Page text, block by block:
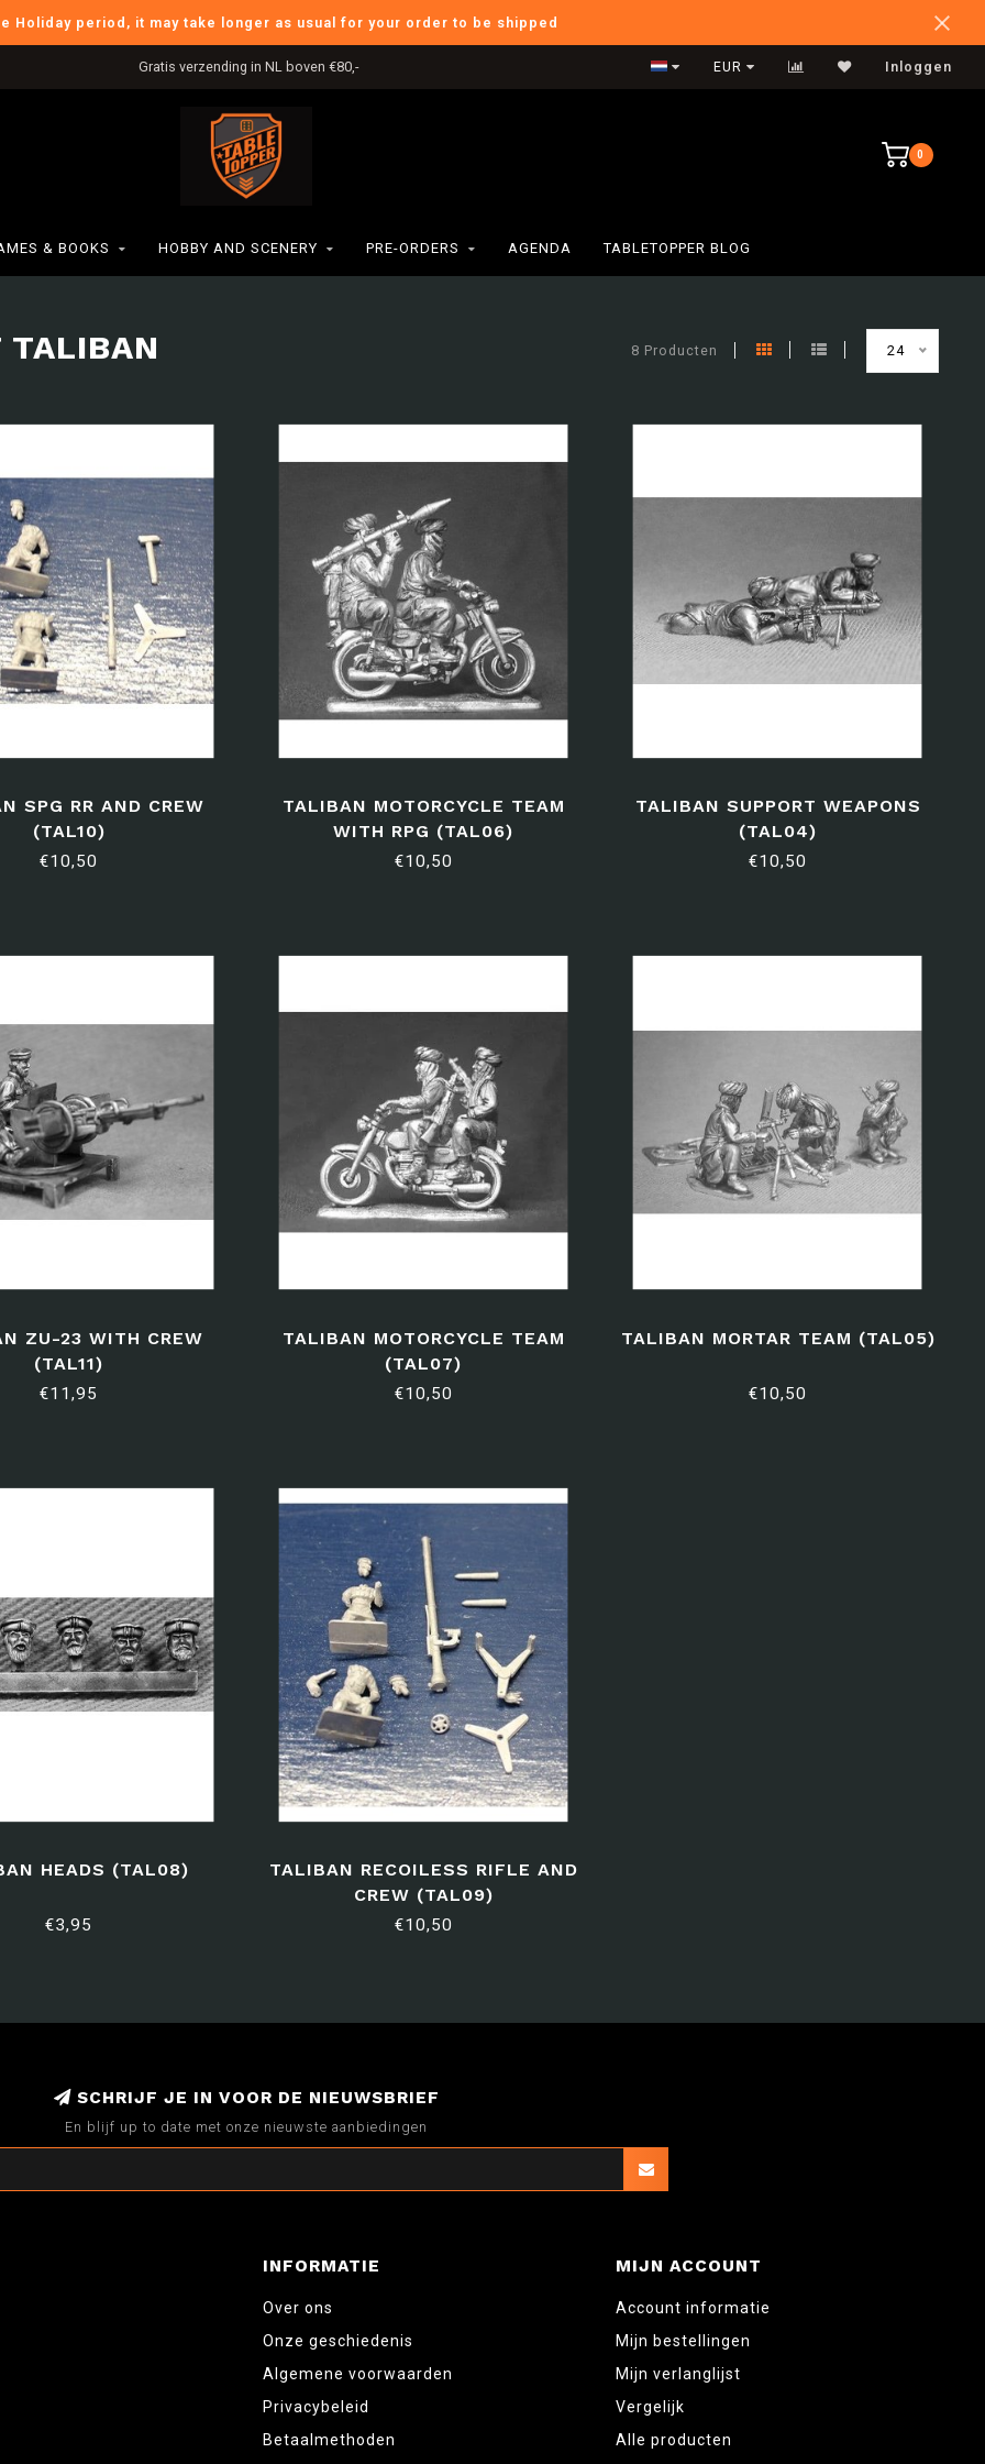
Holiday period, it may take longer as usual for your order to be shipped
Gratis verzending in NL boven €80,- International Shipping
EUR Inloggen
0
& BOOKS HOBBY AND SCENERY PRE-ORDERS AGENDA TABLETOPPER BLOG
TALIBAN 8 Producten 24
SPG RR AND CREW
(TAL10)
€10,50
TALIBAN MOTORCYCLE TEAM
WITH RPG (TAL06)
€10,50
TALIBAN SUPPORT WEAPONS
(TAL04)
€10,50
ZU-23 WITH CREW
(TAL11)
€11,95
TALIBAN MOTORCYCLE TEAM
(TAL07)
€10,50
TALIBAN MORTAR TEAM (TAL05)
€10,50
HEADS (TAL08)
€3,95
TALIBAN RECOILESS RIFLE AND
CREW (TAL09)
€10,50
SCHRIJF JE IN VOOR DE NIEUWSBRIEF
En blijf up to date met onze nieuwste aanbiedingen
INFORMATIE
Over ons
Onze geschiedenis
Algemene voorwaarden
Privacybeleid
Betaalmethoden
MIJN ACCOUNT
Account informatie
Mijn bestellingen
Mijn verlanglijst
Vergelijk
Alle producten